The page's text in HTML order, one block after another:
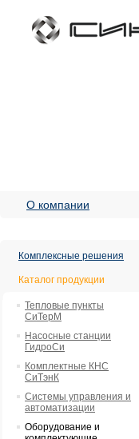
О компании
Комплексные решения
Каталог продукции
Тепловые пункты
СиТерМ
Насосные станции
ГидроСи
Комплектные КНС
СиТэнК
Системы управления и
автоматизации
Оборудование и